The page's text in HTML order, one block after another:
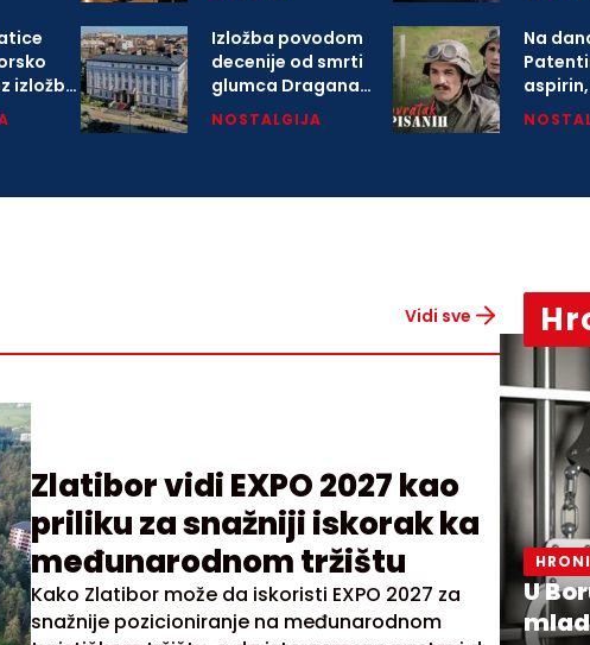
izložbu
Izložba povodom
decenije od smrti
glumca Dragana
Nikolića
NOSTALGIJA
Na
deo
Vidi sve
Zlatibor vidi EXPO 2027 kao
priliku za snažniji iskorak ka
međunarodnom tržištu
Kako Zlatibor može da iskoristi EXPO 2027 za
snažnije pozicioniranje na međunarodnom
U